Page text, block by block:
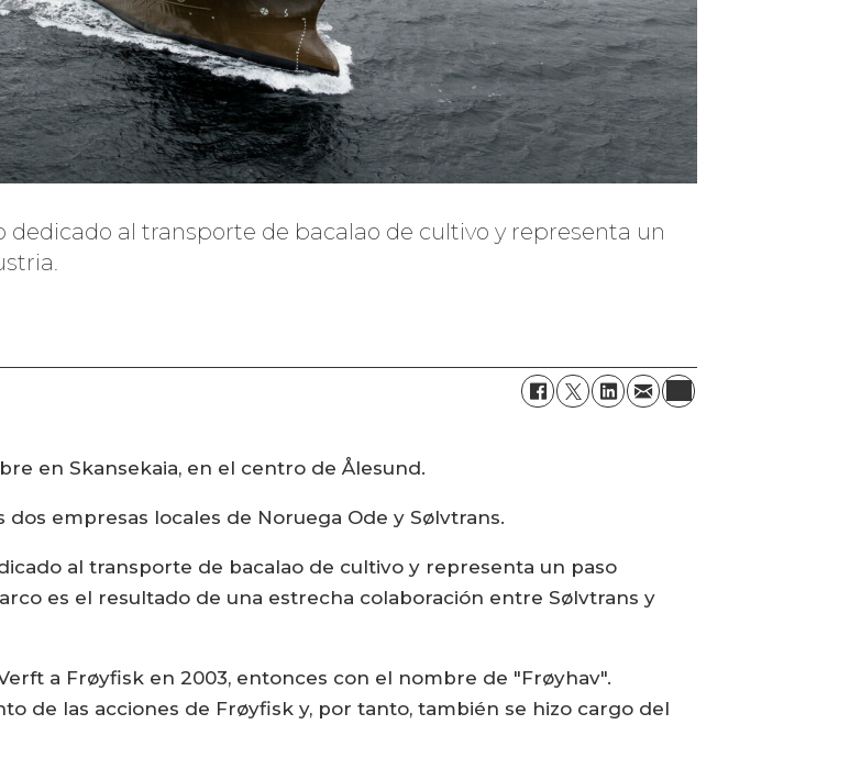
al transporte de bacalao de cultivo y representa un
en Skansekaia, en el centro de Ålesund.
empresas locales de Noruega Ode y Sølvtrans.
al transporte de bacalao de cultivo y representa un paso
es el resultado de una estrecha colaboración entre Sølvtrans y
a Frøyfisk en 2003, entonces con el nombre de "Frøyhav".
de las acciones de Frøyfisk y, por tanto, también se hizo cargo del